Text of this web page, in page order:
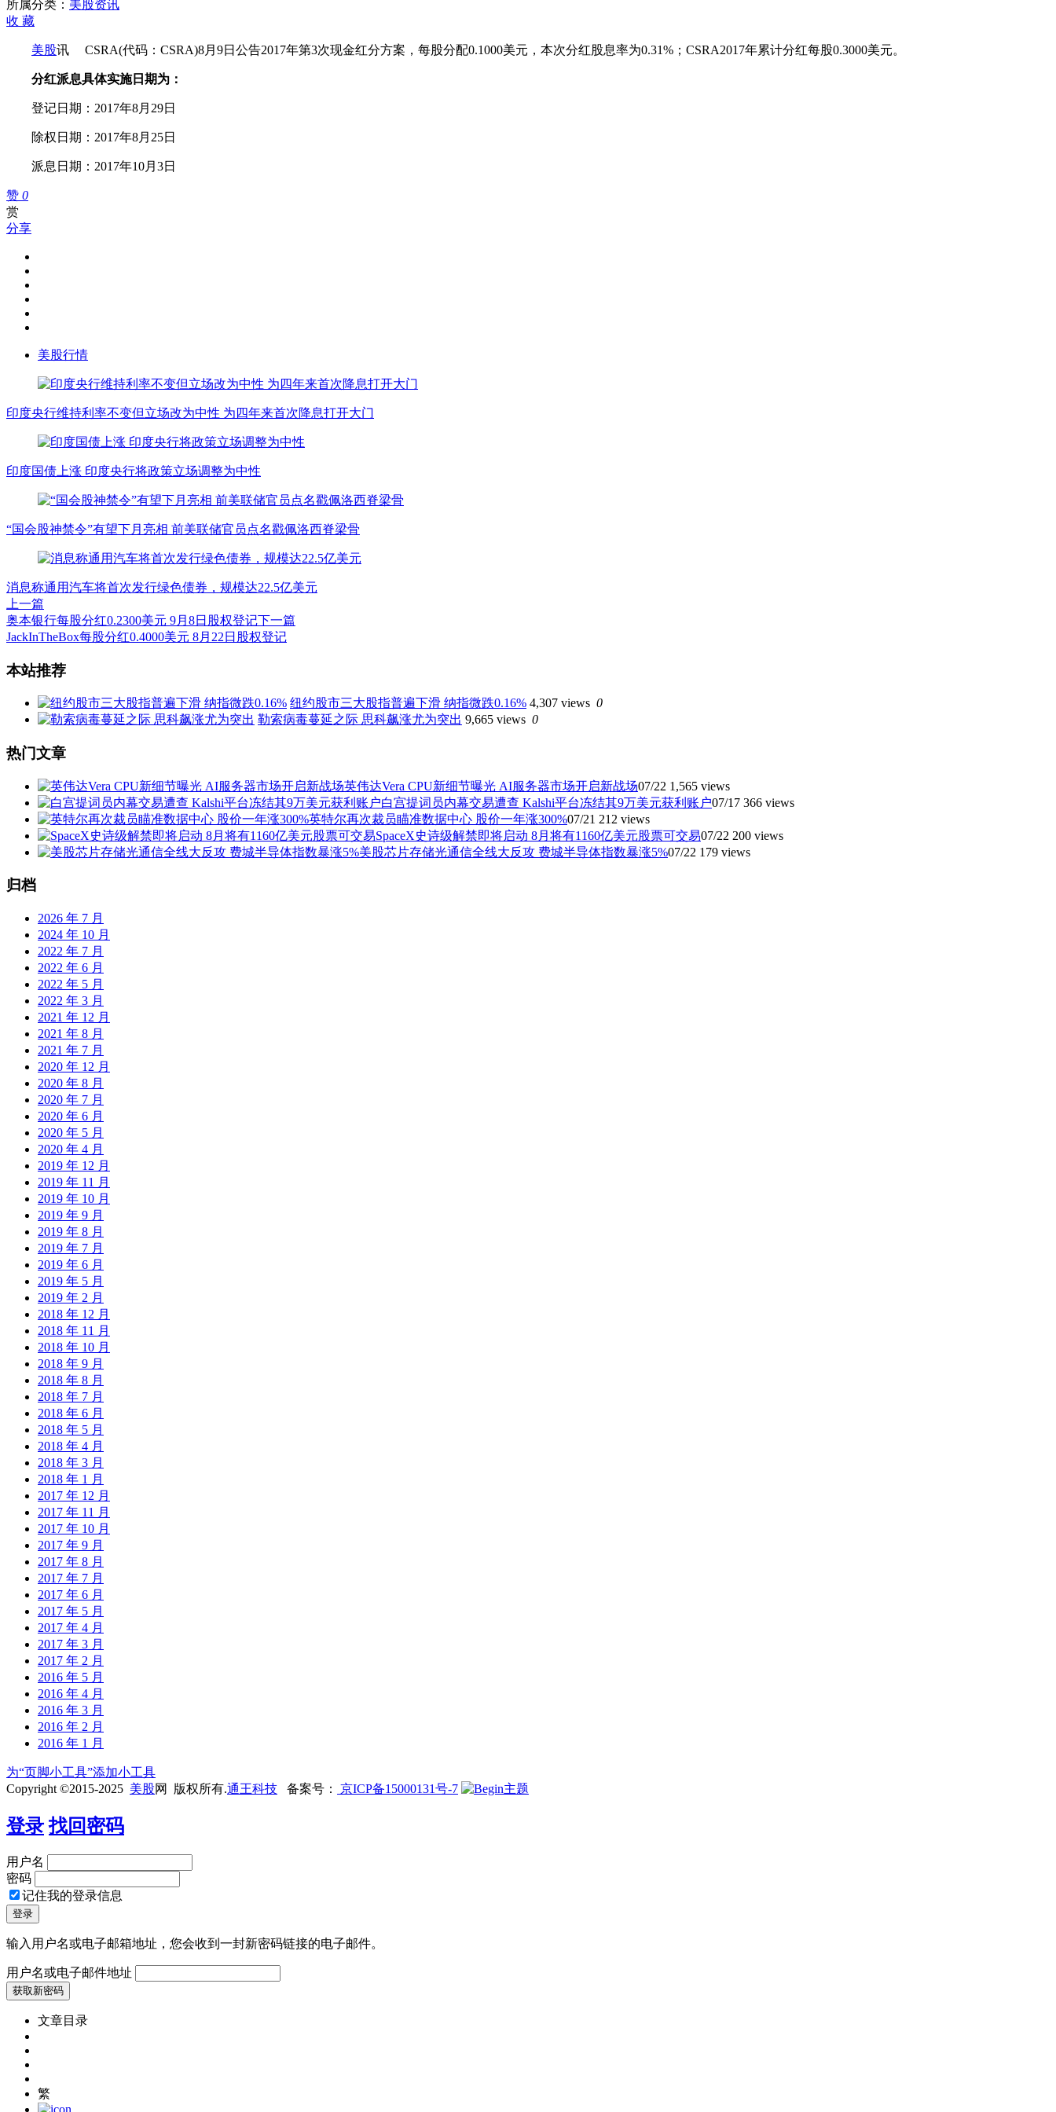
美
8
月
29
股
登
记
所属分类： 美股资讯
收 藏
美股讯 CSRA(代码：CSRA)8月9日公告2017年第3次现金红分方案，每股分配0.1000美元，本次分红股息率为0.31%；CSRA2017年累计分红每股0.3000美元。
分红派息具体实施日期为：
登记日期：2017年8月29日
除权日期：2017年8月25日
派息日期：2017年10月3日
赞 0
赏
分享
美股行情
印度央行维持利率不变但立场改为中性 为四年来首次降息打开大门
印度国债上涨 印度央行将政策立场调整为中性
“国会股神禁令”有望下月亮相 前美联储官员点名戳佩洛西脊梁骨
消息称通用汽车将首次发行绿色债券，规模达22.5亿美元
上一篇
奥本银行每股分红0.2300美元 9月8日股权登记下一篇
JackInTheBox每股分红0.4000美元 8月22日股权登记
文
章
本站推荐
纽约股市三大股指普遍下滑 纳指微跌0.16% 4,307 views 0
勒索病毒蔓延之际 思科飙涨尤为突出 9,665 views 0
热门文章
英伟达Vera CPU新细节曝光 AI服务器市场开启新战场07/22 1,565 views
白宫提词员内幕交易遭查 Kalshi平台冻结其9万美元获利账户07/17 366 views
英特尔再次裁员瞄准数据中心 股价一年涨300%07/21 212 views
SpaceX史诗级解禁即将启动 8月将有1160亿美元股票可交易07/22 200 views
美股芯片存储光通信全线大反攻 费城半导体指数暴涨5%07/22 179 views
归档
2026 年 7 月
2024 年 10 月
2022 年 7 月
2022 年 6 月
2022 年 5 月
2022 年 3 月
2021 年 12 月
2021 年 8 月
2021 年 7 月
2020 年 12 月
2020 年 8 月
2020 年 7 月
2020 年 6 月
2020 年 5 月
2020 年 4 月
2019 年 12 月
2019 年 11 月
2019 年 10 月
2019 年 9 月
2019 年 8 月
2019 年 7 月
2019 年 6 月
2019 年 5 月
2019 年 2 月
2018 年 12 月
2018 年 11 月
2018 年 10 月
2018 年 9 月
2018 年 8 月
2018 年 7 月
2018 年 6 月
2018 年 5 月
2018 年 4 月
2018 年 3 月
2018 年 1 月
2017 年 12 月
2017 年 11 月
2017 年 10 月
2017 年 9 月
2017 年 8 月
2017 年 7 月
2017 年 6 月
2017 年 5 月
2017 年 4 月
2017 年 3 月
2017 年 2 月
2016 年 5 月
2016 年 4 月
2016 年 3 月
2016 年 2 月
2016 年 1 月
为“页脚小工具”添加小工具
Copyright ©2015-2025 美股网 版权所有.通王科技 备案号： 京ICP备15000131号-7
登录 找回密码
用户名
密码
记住我的登录信息
输入用户名或电子邮箱地址，您会收到一封新密码链接的电子邮件。
用户名或电子邮件地址
文章目录
繁